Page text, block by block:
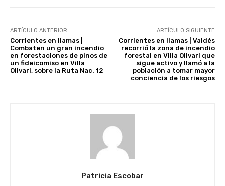
ARTÍCULO ANTERIOR
Corrientes en llamas |
Combaten un gran incendio
en forestaciones de pinos de
un fideicomiso en Villa
Olivari, sobre la Ruta Nac. 12
ARTÍCULO SIGUIENTE
Corrientes en llamas | Valdés
recorrió la zona de incendio
forestal en Villa Olivari que
sigue activo y llamó a la
población a tomar mayor
conciencia de los riesgos
Patricia Escobar